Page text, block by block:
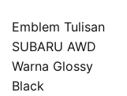
Emblem Tulisan
SUBARU AWD
Warna Glossy
Black